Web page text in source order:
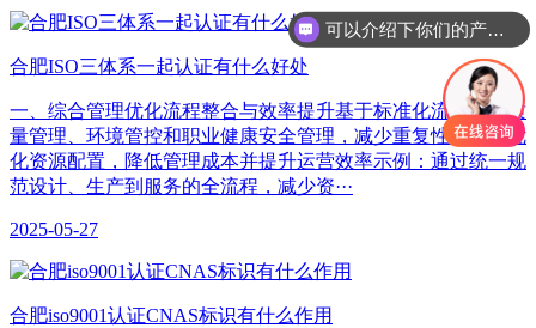
合肥​ISO三体系一起认证有什么好处
一、综合管理优化‌流程整合与效率提升‌基于标准化流程整合质
量管理、环境管控和职业健康安全管理，减少重复性工作，优
化资源配置，降低管理成本并提升运营效率示例：通过统一规
范设计、生产到服务的全流程，减少资···
2025-05-27
合肥iso9001认证CNAS标识有什么作用
可以介绍下你们的产品么